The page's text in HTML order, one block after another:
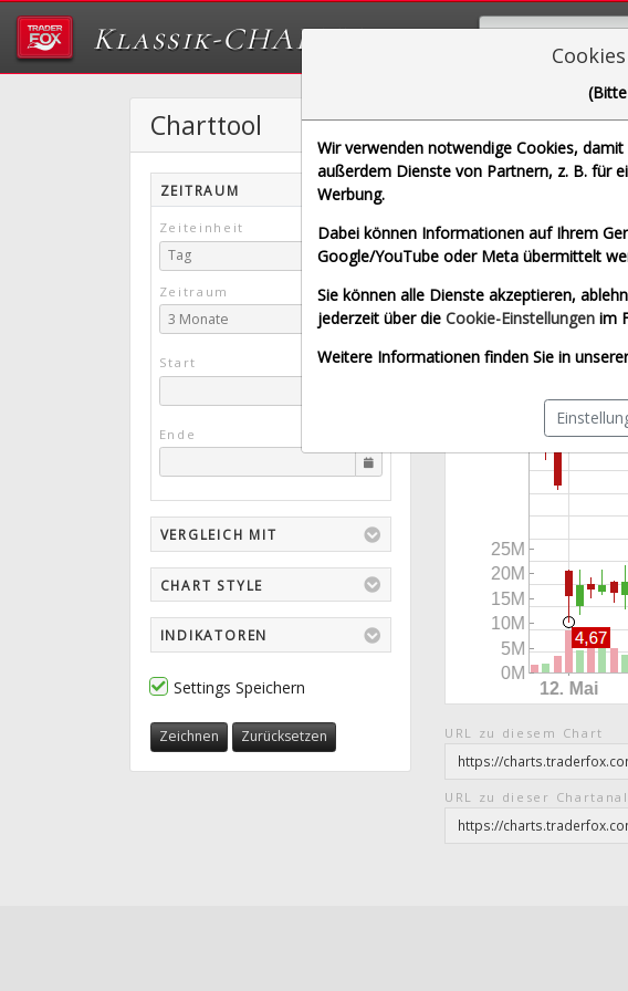
Klassik-CHARTTOOL
Under
[UA | WKN A2AF8T |
URL zu diesem Chart
URL zu dieser
Charttool
ZEITRAUM
Zeiteinheit
Tag
Zeitraum
3 Monate
Start
Ende
VERGLEICH MIT
CHART STYLE
INDIKATOREN
Settings Speichern
Zeichnen Zurücksetzen
Wir verwenden notwendige Cookies,
außerdem Dienste von Partnern, z. B. für
Werbung.
Dabei können Informationen auf Ihrem
Google/YouTube oder Meta übermittelt
Sie können alle Dienste akzeptieren,
jederzeit über die Cookie-Einstellungen im
Weitere Informationen finden Sie in